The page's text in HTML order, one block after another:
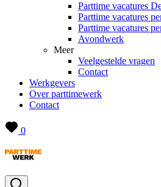
Parttime vacatures
Parttime vacatures
Parttime vacatures
Avondwerk
Meer
Veelgestelde vragen
Contact
Werkgevers
Over parttimewerk
Contact
0